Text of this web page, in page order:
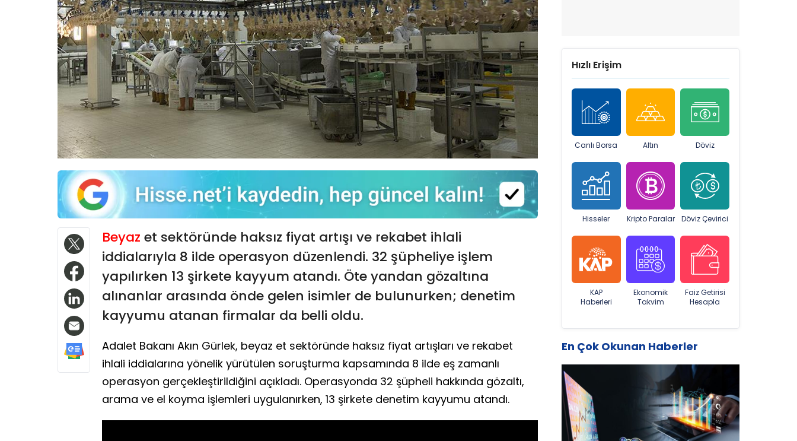
Beyaz et sektöründe haksız fiyat artışı ve rekabet ihlali
iddialarıyla 8 ilde operasyon düzenlendi. 32 şüpheliye işlem
yapılırken 13 şirkete kayyum atandı. Öte yandan gözaltına
alınanlar arasında önde gelen isimler de bulunurken; denetim
kayyumu atanan firmalar da belli oldu.
Adalet Bakanı Akın Gürlek, beyaz et sektöründe haksız fiyat artışları ve rekabet
ihlali iddialarına yönelik yürütülen soruşturma kapsamında 8 ilde eş zamanlı
operasyon gerçekleştirildiğini açıkladı. Operasyonda 32 şüpheli hakkında gözaltı,
arama ve el koyma işlemleri uygulanırken, 13 şirkete denetim kayyumu atandı.
Hızlı Erişim
Canlı Borsa Altın Döviz
Hisseler Kripto Paralar Döviz Çevirici
KAP
Haberleri
Ekonomik
Takvim
Faiz Getirisi
Hesapla
En Çok Okunan Haberler